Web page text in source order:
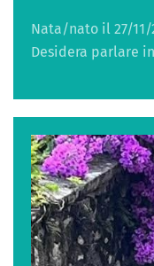
Nata/nato il 27/11/
Desidera parlare